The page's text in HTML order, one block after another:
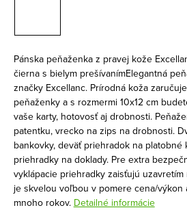
Pánska peňaženka z pravej kože
čierna s bielym prešívanímElegantná
značky Excellanc. Prírodná koža
peňaženky a s rozmermi 10x12 cm
vaše karty, hotovosť aj drobnosti.
patentku, vrecko na zips na drobnosti.
bankovky, deväť priehradok na
priehradky na doklady. Pre extra
vyklápacie priehradky zaisťujú uzavretím
je skvelou voľbou v pomere cena/výkon
mnoho rokov. Detailné informácie